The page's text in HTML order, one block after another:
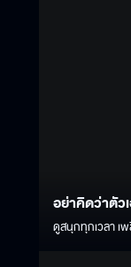
อย่าคิดว่าตัว
ดูสนุกทุกเวลา เ